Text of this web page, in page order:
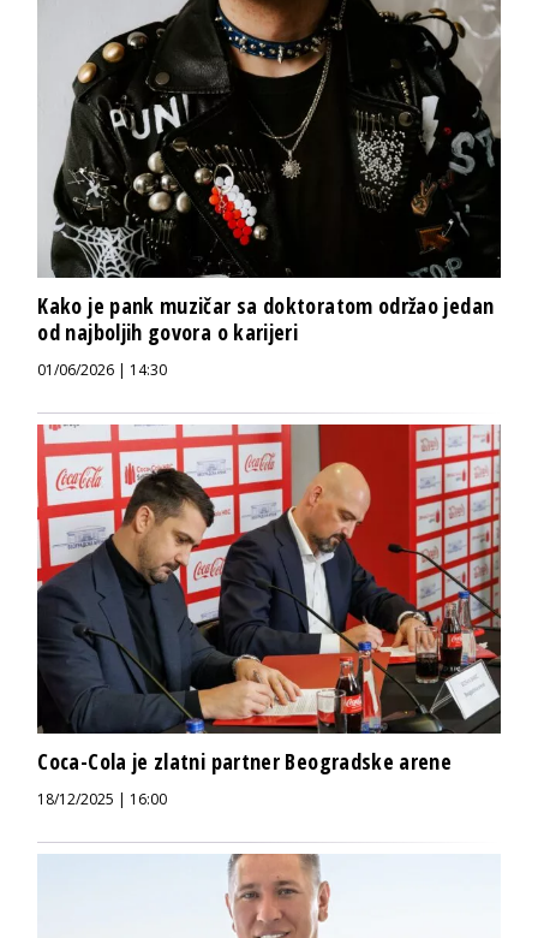
Kako je pank muzičar sa doktoratom održao jedan
od najboljih govora o karijeri
01/06/2026 | 14:30
Coca-Cola je zlatni partner Beogradske arene
18/12/2025 | 16:00